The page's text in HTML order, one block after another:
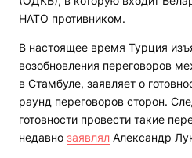
НАТО противником.
В настоящее время Турция
возобновления переговоров
в Стамбуле, заявляет о
раунд переговоров сторон.
готовности провести такие
недавно заявлял Александр